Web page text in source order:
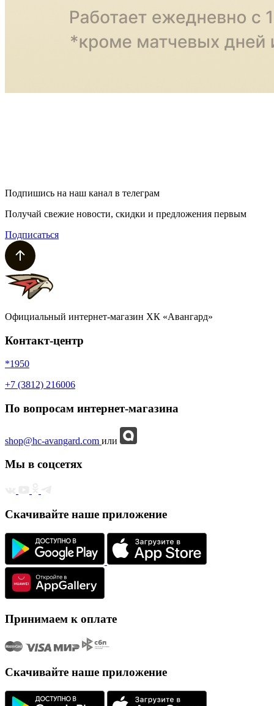
Подпишись на наш канал в телеграм
Получай свежие новости, скидки и предложения первым
Подписаться
Официальный интернет-магазин ХК «Авангард»
Контакт-центр
*1950
+7 (3812) 216006
По вопросам интернет-магазина
shop@hc-avangard.com или
Мы в соцсетях
Скачивайте наше приложение
Принимаем к оплате
Скачивайте наше приложение